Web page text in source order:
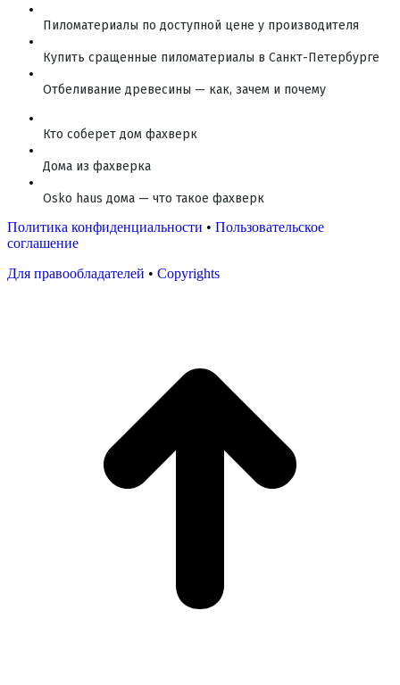
Пиломатериалы по доступной цене у производителя
Купить сращенные пиломатериалы в Санкт-Петербурге
Отбеливание древесины — как, зачем и почему
Кто соберет дом фахверк
Дома из фахверка
Osko haus дома — что такое фахверк
Политика конфиденциальности • Пользовательское
соглашение
Для правообладателей • Copyrights